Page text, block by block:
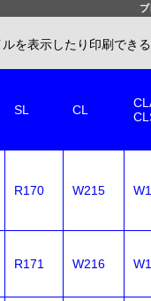
を表示したり印刷でき
SL CL
R170 W215
R171 W216